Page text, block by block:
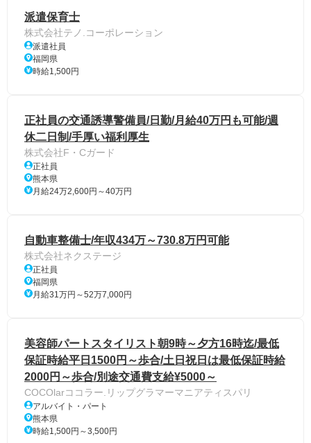
派遣保育士
株式会社テノ.コーポレーション
派遣社員
福岡県
時給1,500円
正社員の交通誘導警備員/日勤/月給40万円も可能/週
休二日制/手厚い福利厚生
株式会社F・Cガード
正社員
熊本県
月給24万2,600円～40万円
自動車整備士/年収434万～730.8万円可能
株式会社ネクステージ
正社員
福岡県
月給31万円～52万7,000円
美容師パートスタイリスト朝9時～夕方16時迄/最低
保証時給平日1500円～歩合/土日祝日は最低保証時給
2000円～歩合/別途交通費支給¥5000～
COCOlarココラー.リップグラマーマニアティスパリ
アルバイト・パート
熊本県
時給1,500円～3,500円